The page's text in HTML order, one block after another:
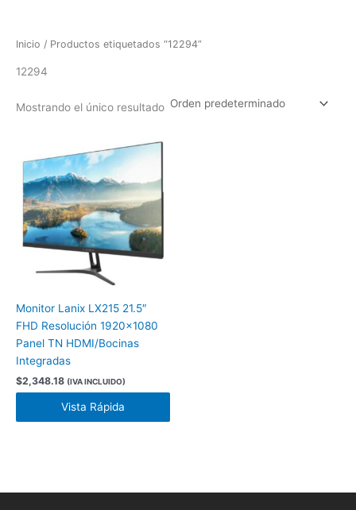
Inicio / Productos etiquetados “12294”
12294
Mostrando el único resultado
Monitor Lanix LX215 21.5″
FHD Resolución 1920×1080
Panel TN HDMI/Bocinas
Integradas
$2,348.18 (IVA INCLUIDO)
Vista Rápida